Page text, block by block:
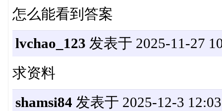
怎么能看到答案
lvchao_123 发表于 2025-11-27
求资料
shamsi84 发表于 2025-12-3